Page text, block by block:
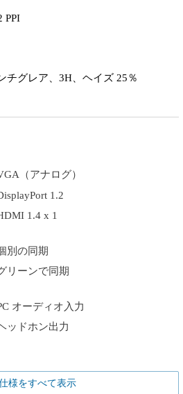
PPI
チグレア、3H、ヘイズ 25％
（アナログ）
1.2
1.4 x 1
別の同期
リーンで同期
オーディオ入力
ッドホン出力
様をすべて表示